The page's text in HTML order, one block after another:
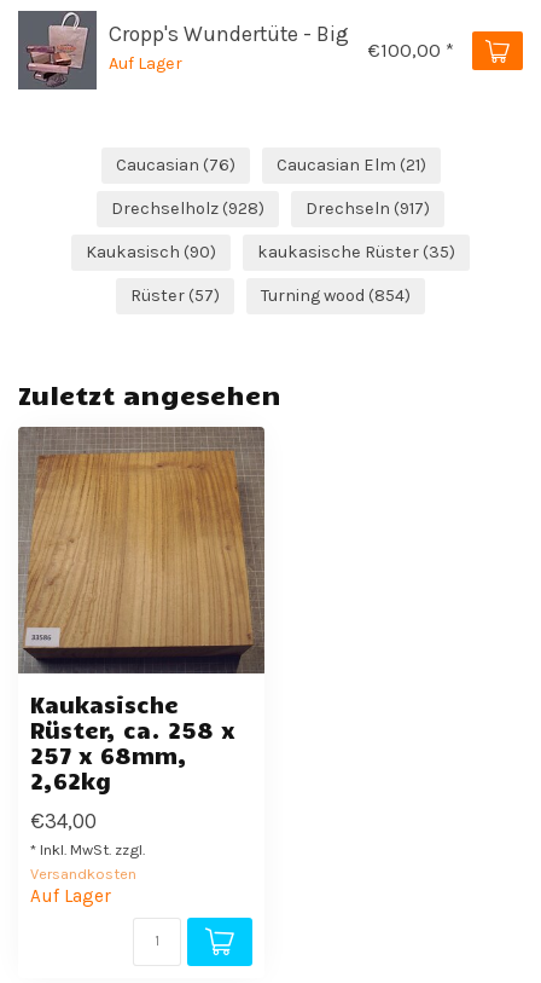
Cropp's Wundertüte - Big
Auf Lager
€100,00 *
Caucasian (76) Caucasian Elm (21)
Drechselholz (928) Drechseln (917)
Kaukasisch (90) kaukasische Rüster (35)
Rüster (57) Turning wood (854)
Zuletzt angesehen
Kaukasische
Rüster, ca. 258 x
257 x 68mm,
2,62kg
€34,00
* Inkl. MwSt. zzgl.
Versandkosten
Auf Lager